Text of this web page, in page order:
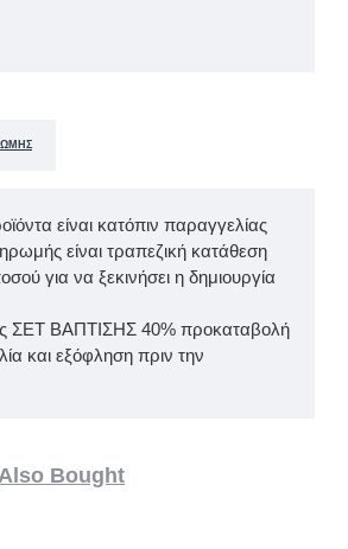
είναι κατόπιν παραγγελίας
είναι τραπεζική κατάθεση
για να ξεκινήσει η δημιουργία
ΣΕΤ ΒΑΠΤΙΣΗΣ 40% προκαταβολή
και εξόφληση πριν την
Bought